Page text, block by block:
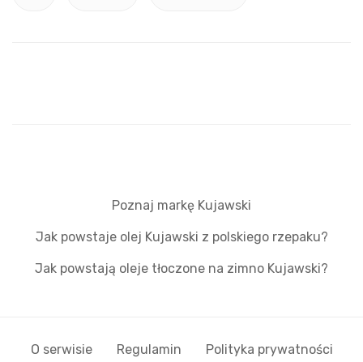
Poznaj markę Kujawski
Jak powstaje olej Kujawski z polskiego rzepaku?
Jak powstają oleje tłoczone na zimno Kujawski?
O serwisie Regulamin Polityka prywatności